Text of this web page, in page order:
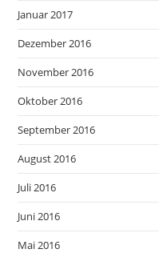
Januar 2017
Dezember 2016
November 2016
Oktober 2016
September 2016
August 2016
Juli 2016
Juni 2016
Mai 2016